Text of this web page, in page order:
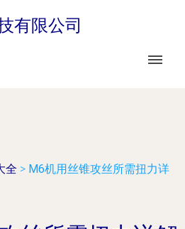
有限公司
全 > M6机用丝锥攻丝所需扭力详